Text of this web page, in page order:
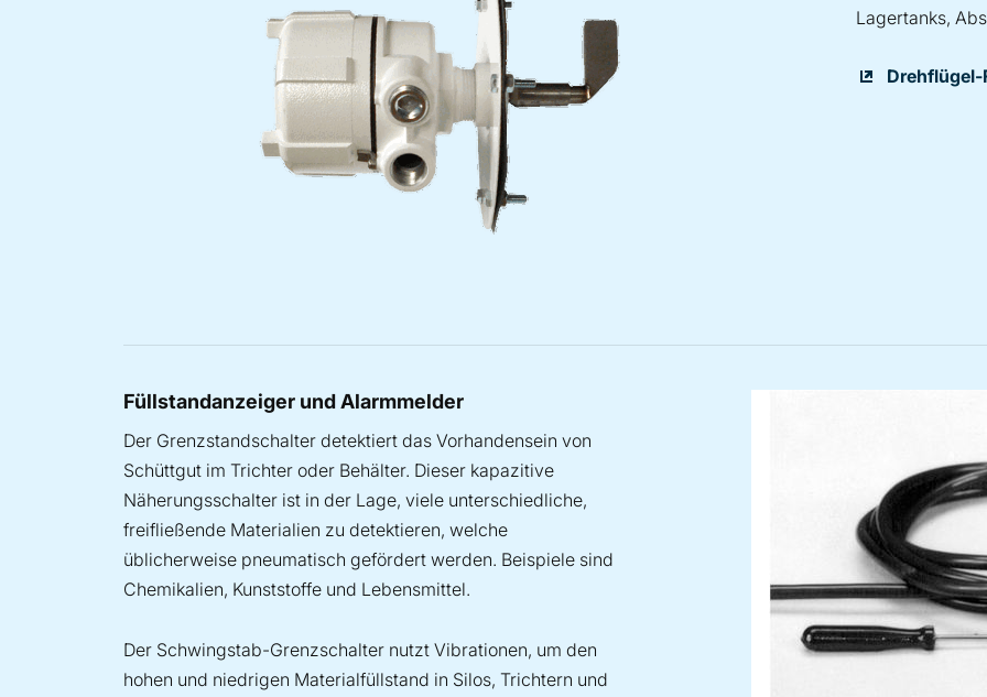
Lagertanks,
Füllstandanzeiger und Alarmmelder
Der Grenzstandschalter detektiert das Vorhandensein von
Schüttgut im Trichter oder Behälter. Dieser kapazitive
Näherungsschalter ist in der Lage, viele unterschiedliche,
freifließende Materialien zu detektieren, welche
üblicherweise pneumatisch gefördert werden. Beispiele sind
Chemikalien, Kunststoffe und Lebensmittel.
Der Schwingstab-Grenzschalter nutzt Vibrationen, um den
hohen und niedrigen Materialfüllstand in Silos, Trichtern und